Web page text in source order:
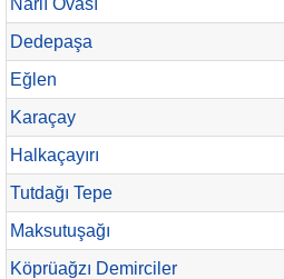
Narlı Ovası
Dedepaşa
Eğlen
Karaçay
Halkaçayırı
Tutdağı Tepe
Maksutuşağı
Köprüağzı Demirciler